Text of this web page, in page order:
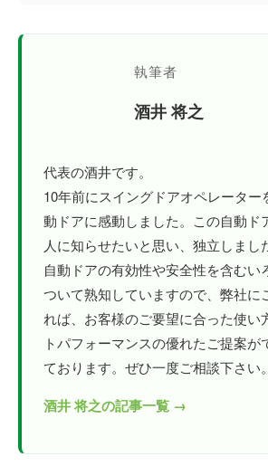
執筆者
酒井 将之
代表の酒井です。
10年前にスイングドアオペレーター
動ドアに感動しました。この自動ド
人に知らせたいと思い、独立しまし
自動ドアの有効性や安全性を含むい
ついて熟知していますので、弊社に
れば、お客様のご要望に合った使い
トパフォーマンスの優れたご提案が
ております。ぜひ一度ご相談下さい。
酒井 将之の記事一覧 →